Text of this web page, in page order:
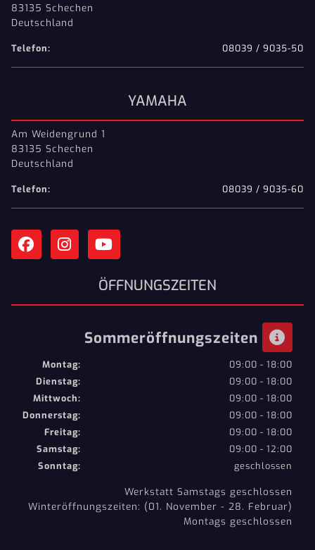
83135 Schechen
Deutschland
Telefon: 08039 / 9035-50
YAMAHA
Am Weidengrund 1
83135 Schechen
Deutschland
Telefon: 08039 / 9035-60
ÖFFNUNGSZEITEN
Sommeröffnungszeiten
Montag:
09:00 - 18:00
Dienstag:
09:00 - 18:00
Mittwoch:
09:00 - 18:00
Donnerstag:
09:00 - 18:00
Freitag:
09:00 - 18:00
Samstag:
09:00 - 12:00
Sonntag:
geschlossen
Werkstatt Samstags geschlossen
Winteröffnungszeiten: (01. November - 28. Februar)
Montags geschlossen